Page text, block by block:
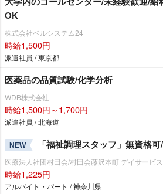
OK
株式会社ベルシステム24
時給1,500円
派遣社員 / 東京都
医薬品の品質試験/化学分析
WDB株式会社
時給1,500円～1,700円
派遣社員 / 北海道
NEW 「福祉調理スタッフ」無資格
医療法人社団村田会/村田会藤沢本町 デイサービ
時給1,225円
アルバイト・パート / 神奈川県